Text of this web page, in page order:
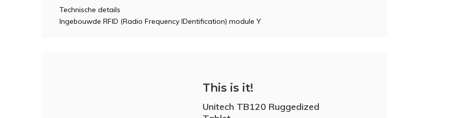
Technische details
Ingebouwde RFID (Radio Frequency IDentification) module Y
This is it!
Unitech TB120 Ruggedized